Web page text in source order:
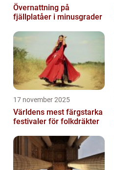
Övernattning på
fjällplatåer i minusgrader
17 november 2025
Världens mest färgstarka
festivaler för folkdräkter